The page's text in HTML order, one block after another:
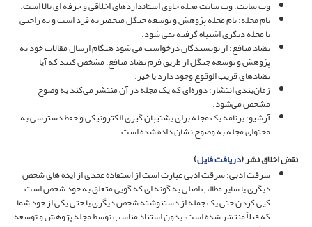
وب سایت: وب سایت مجله حاوی استانداردهای اخلاقی و حرفه ای بالا است.
نام مجله: نام مجله پژوهش و توسعه جنگل منحصر به فرد است و به راحتی
با مجله دیگری اشتباه گرفته نمی شود.
تضاد منافع: از نویسندگان درخواست می شود هنگام ارسال مقالات خود به
پژوهش و توسعه جنگل از طریق فرم تضاد منافع، مشخص کنند که آیا
تضادهای قریب الوقوع وجود دارد یا خیر.
زمان‌بندی انتشار: دوره‌ای که یک مجله در آن منتشر می‌کند به وضوح
مشخص می‌شود.
آرشیو: برنامه یک مجله برای پشتیبان گیری الکترونیکی و حفظ دسترسی به
محتوای مجله به وضوح نشان داده شده است.
نقض اخلاق نشر (دریافت فایل)
سرقت ادبی: سرقت ادبی عبارت است از استفاده عمدی از ایده های شخص
دیگری یا سایر مطالب اصلی به گونه ای که گویی متعلق به خود شخص است.
کپی کردن حتی یک جمله از دستنوشته شخص دیگری یا حتی یکی از خود شما
که قبلاً منتشر شده است، بدون استناد مناسب توسط مجله پژوهش و توسعه